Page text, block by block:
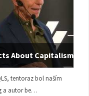
About Capitalism
tentoraz bol naším
a autor be…